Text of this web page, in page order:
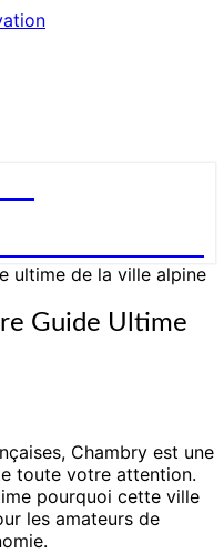
Guide Ultime
Chambry est une
toute votre attention.
pourquoi cette ville
les amateurs de